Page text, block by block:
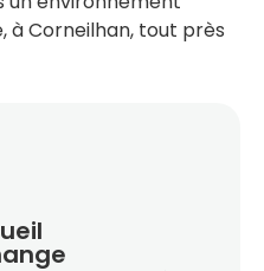
à Corneilhan, tout près